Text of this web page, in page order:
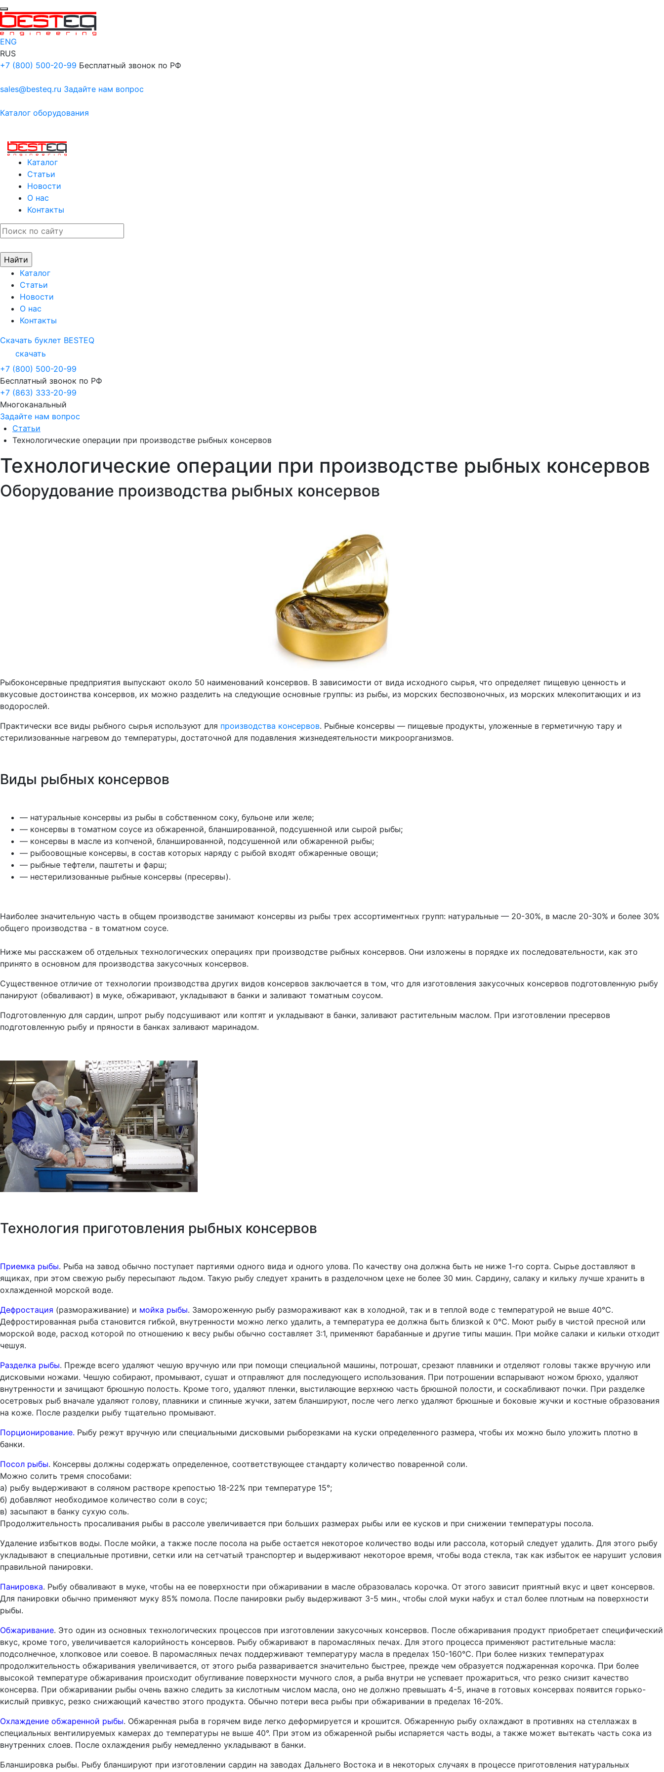
ENG
RUS
+7 (800) 500-20-99 Бесплатный звонок по РФ
sales@besteq.ru Задайте нам вопрос
Каталог оборудования
Каталог
Статьи
Новости
О нас
Контакты
Каталог
Статьи
Новости
О нас
Контакты
Скачать буклет BESTEQ
скачать
+7 (800) 500-20-99
Бесплатный звонок по РФ
+7 (863) 333-20-99
Многоканальный
Задайте нам вопрос
Статьи
Технологические операции при производстве рыбных консервов
Технологические операции при производстве рыбных консервов
Оборудование производства рыбных консервов
Рыбоконсервные предприятия выпускают около 50 наименований консервов. В зависимости от вида исходного сырья, что определяет пищевую ценность и
вкусовые достоинства консервов, их можно разделить на следующие основные группы: из рыбы, из морских беспозвоночных, из морских млекопитающих и из
водорослей.
Практически все виды рыбного сырья используют для производства консервов. Рыбные консервы — пищевые продукты, уложенные в герметичную тару и
стерилизованные нагревом до температуры, достаточной для подавления жизнедеятельности микроорганизмов.
Виды рыбных консервов
— натуральные консервы из рыбы в собственном соку, бульоне или желе;
— консервы в томатном соусе из обжаренной, бланшированной, подсушенной или сырой рыбы;
— консервы в масле из копченой, бланшированной, подсушенной или обжаренной рыбы;
— рыбоовощные консервы, в состав которых наряду с рыбой входят обжаренные овощи;
— рыбные тефтели, паштеты и фарш;
— нестерилизованные рыбные консервы (пресервы).
Наиболее значительную часть в общем производстве занимают консервы из рыбы трех ассортиментных групп: натуральные — 20-30%, в масле 20-30% и более 30%
общего производства - в томатном соусе.
Ниже мы расскажем об отдельных технологических операциях при производстве рыбных консервов. Они изложены в порядке их последовательности, как это
принято в основном для производства закусочных консервов.
Существенное отличие от технологии производства других видов консервов заключается в том, что для изготовления закусочных консервов подготовленную рыбу
панируют (обваливают) в муке, обжаривают, укладывают в банки и заливают томатным соусом.
Подготовленную для сардин, шпрот рыбу подсушивают или коптят и укладывают в банки, заливают растительным маслом. При изготовлении пресервов
подготовленную рыбу и пряности в банках заливают маринадом.
Технология приготовления рыбных консервов
Приемка рыбы. Рыба на завод обычно поступает партиями одного вида и одного улова. По качеству она должна быть не ниже 1-го сорта. Сырье доставляют в
ящиках, при этом свежую рыбу пересыпают льдом. Такую рыбу следует хранить в разделочном цехе не более 30 мин. Сардину, салаку и кильку лучше хранить в
охлажденной морской воде.
Дефростация (размораживание) и мойка рыбы. Замороженную рыбу размораживают как в холодной, так и в теплой воде с температурой не выше 40°С.
Дефростированная рыба становится гибкой, внутренности можно легко удалить, а температура ее должна быть близкой к 0°С. Моют рыбу в чистой пресной или
морской воде, расход которой по отношению к весу рыбы обычно составляет 3:1, применяют барабанные и другие типы машин. При мойке салаки и кильки отходит
чешуя.
Разделка рыбы. Прежде всего удаляют чешую вручную или при помощи специальной машины, потрошат, срезают плавники и отделяют головы также вручную или
дисковыми ножами. Чешую собирают, промывают, сушат и отправляют для последующего использования. При потрошении вспарывают ножом брюхо, удаляют
внутренности и зачищают брюшную полость. Кроме того, удаляют пленки, выстилающие верхнюю часть брюшной полости, и соскабливают почки. При разделке
осетровых рыб вначале удаляют голову, плавники и спинные жучки, затем бланшируют, после чего легко удаляют брюшные и боковые жучки и костные образования
на коже. После разделки рыбу тщательно промывают.
Порционирование. Рыбу режут вручную или специальными дисковыми рыборезками на куски определенного размера, чтобы их можно было уложить плотно в
банки.
Посол рыбы. Консервы должны содержать определенное, соответствующее стандарту количество поваренной соли.
Можно солить тремя способами:
а) рыбу выдерживают в соляном растворе крепостью 18-22% при температуре 15°;
б) добавляют необходимое количество соли в соус;
в) засыпают в банку сухую соль.
Продолжительность просаливания рыбы в рассоле увеличивается при больших размерах рыбы или ее кусков и при снижении температуры посола.
Удаление избытков воды. После мойки, а также после посола на рыбе остается некоторое количество воды или рассола, который следует удалить. Для этого рыбу
укладывают в специальные противни, сетки или на сетчатый транспортер и выдерживают некоторое время, чтобы вода стекла, так как избыток ее нарушит условия
правильной панировки.
Панировка. Рыбу обваливают в муке, чтобы на ее поверхности при обжаривании в масле образовалась корочка. От этого зависит приятный вкус и цвет консервов.
Для панировки обычно применяют муку 85% помола. После панировки рыбу выдерживают 3-5 мин., чтобы слой муки набух и стал более плотным на поверхности
рыбы.
Обжаривание. Это один из основных технологических процессов при изготовлении закусочных консервов. После обжаривания продукт приобретает специфический
вкус, кроме того, увеличивается калорийность консервов. Рыбу обжаривают в паромасляных печах. Для этого процесса применяют растительные масла:
подсолнечное, хлопковое или соевое. В паромасляных печах поддерживают температуру масла в пределах 150-160°С. При более низких температурах
продолжительность обжаривания увеличивается, от этого рыба разваривается значительно быстрее, прежде чем образуется поджаренная корочка. При более
высокой температуре обжаривания происходит обугливание поверхности мучного слоя, а рыба внутри не успевает прожариться, что резко снизит качество
консерва. При обжаривании рыбы очень важно следить за кислотным числом масла, оно не должно превышать 4-5, иначе в готовых консервах появится горько-
кислый привкус, резко снижающий качество этого продукта. Обычно потери веса рыбы при обжаривании в пределах 16-20%.
Охлаждение обжаренной рыбы. Обжаренная рыба в горячем виде легко деформируется и крошится. Обжаренную рыбу охлаждают в противнях на стеллажах в
специальных вентилируемых камерах до температуры не выше 40°. При этом из обжаренной рыбы испаряется часть воды, а также может вытекать часть сока из
внутренних слоев. После охлаждения рыбу немедленно укладывают в банки.
Бланшировка рыбы. Рыбу бланшируют при изготовлении сардин на заводах Дальнего Востока и в некоторых случаях в процессе приготовления натуральных